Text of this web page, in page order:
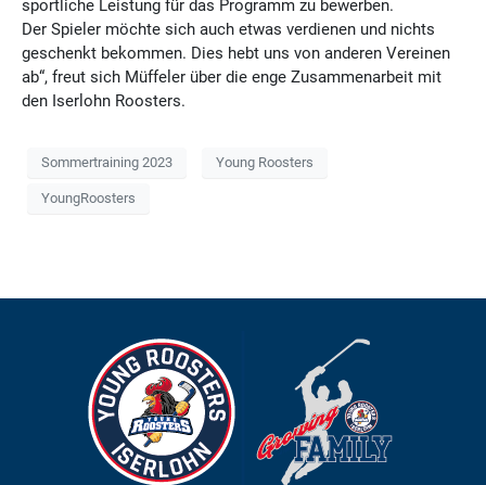
sportliche Leistung für das Programm zu bewerben.
Der Spieler möchte sich auch etwas verdienen und nichts
geschenkt bekommen. Dies hebt uns von anderen Vereinen
ab“, freut sich Müffeler über die enge Zusammenarbeit mit
den Iserlohn Roosters.
Sommertraining 2023 Young Roosters
YoungRoosters